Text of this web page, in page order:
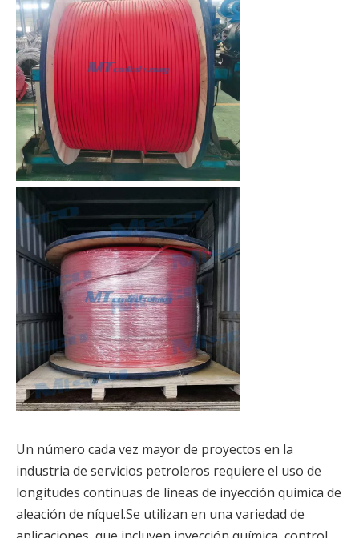
Un número cada vez mayor de proyectos en la
industria de servicios petroleros requiere el uso de
longitudes continuas de líneas de inyección química de
aleación de níquel.Se utilizan en una variedad de